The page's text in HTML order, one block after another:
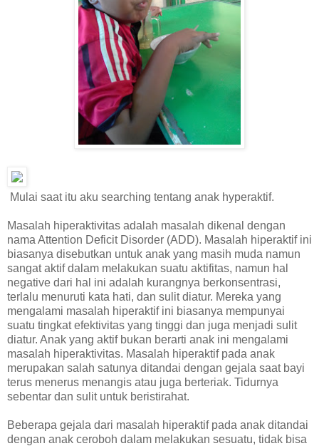
Mulai saat itu aku searching tentang anak hyperaktif.
Masalah hiperaktivitas adalah masalah dikenal dengan
nama Attention Deficit Disorder (ADD). Masalah hiperaktif ini
biasanya disebutkan untuk anak yang masih muda namun
sangat aktif dalam melakukan suatu aktifitas, namun hal
negative dari hal ini adalah kurangnya berkonsentrasi,
terlalu menuruti kata hati, dan sulit diatur. Mereka yang
mengalami masalah hiperaktif ini biasanya mempunyai
suatu tingkat efektivitas yang tinggi dan juga menjadi sulit
diatur. Anak yang aktif bukan berarti anak ini mengalami
masalah hiperaktivitas. Masalah hiperaktif pada anak
merupakan salah satunya ditandai dengan gejala saat bayi
terus menerus menangis atau juga berteriak. Tidurnya
sebentar dan sulit untuk beristirahat.
Beberapa gejala dari masalah hiperaktif pada anak ditandai
dengan anak ceroboh dalam melakukan sesuatu, tidak bisa